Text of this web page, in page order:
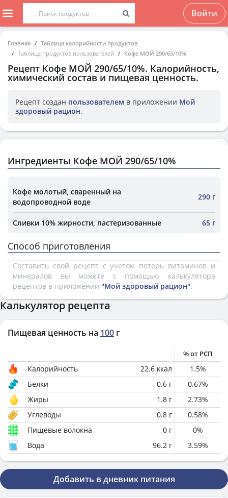
Войти
Главная
Таблица калорийности продуктов
Таблица продуктов пользователей
Кофе МОЙ 290/65/10%
Рецепт Кофе МОЙ 290/65/10%. Калорийность,
химический состав и пищевая ценность.
Рецепт создан пользователем в приложении Мой
здоровый рацион.
Ингредиенты Кофе МОЙ 290/65/10%
Кофе молотый, сваренный на
водопроводной воде
290 г
Сливки 10% жирности, пастеризованные 65 г
Способ приготовления
Составить свой рецепт с учетом потерь витаминов и
минералов вы можете с помощью калькулятора
рецептов в приложении "Мой здоровый рацион".
Калькулятор рецепта
Пищевая ценность на 100 г
% от РСП
Калорийность 22.6 ккал 1.5%
Белки
0.6 г 0.67%
Жиры
1.8 г 2.73%
Углеводы
0.8 г 0.58%
Пищевые волокна
0 г 0%
Вода
96.2 г 3.59%
Добавить в дневник питания